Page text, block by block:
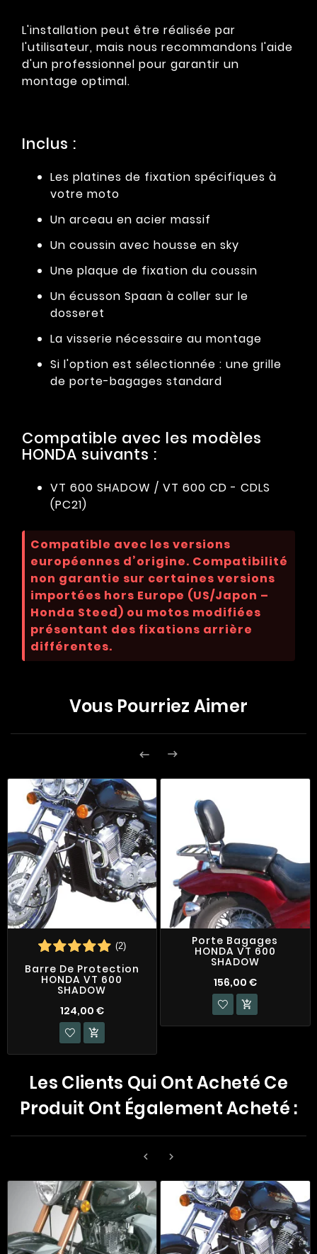
L'installation peut être réalisée par
l'utilisateur, mais nous recommandons l'aide
d'un professionnel pour garantir un
montage optimal.
Inclus :
Les platines de fixation spécifiques à
votre moto
Un arceau en acier massif
Un coussin avec housse en sky
Une plaque de fixation du coussin
Un écusson Spaan à coller sur le
dosseret
La visserie nécessaire au montage
Si l'option est sélectionnée : une grille
de porte-bagages standard
Compatible avec les modèles
HONDA suivants :
VT 600 SHADOW / VT 600 CD - CDLS
(PC21)
Compatible avec les versions
européennes d’origine. Compatibilité
non garantie sur certaines versions
importées hors Europe (US/Japon –
Honda Steed) ou motos modifiées
présentant des fixations arrière
différentes.
Vous Pourriez Aimer
 
(2)
Barre De Protection
HONDA VT 600
SHADOW
124,00 €

Porte Bagages
HONDA VT 600
SHADOW
156,00 €

Les Clients Qui Ont Acheté Ce
Produit Ont Également Acheté :
 